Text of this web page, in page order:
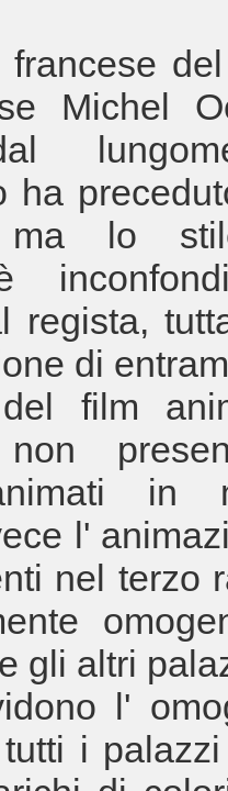
Michel
ha
lo
regista,
di
del film
in
l'
nel terzo
gli altri
l'
i